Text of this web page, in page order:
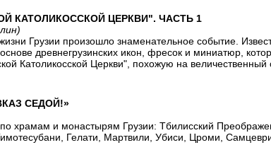
КАТОЛИКОССКОЙ ЦЕРКВИ". ЧАСТЬ 1
Грузии произошло знаменательное событие.
древнегрузинских икон, фресок и миниатюр,
Католикосской Церкви", похожую на величественный
СЕДОЙ!»
храмам и монастырям Грузии: Тбилисский
Гелати, Мартвили, Убиси, Цроми,